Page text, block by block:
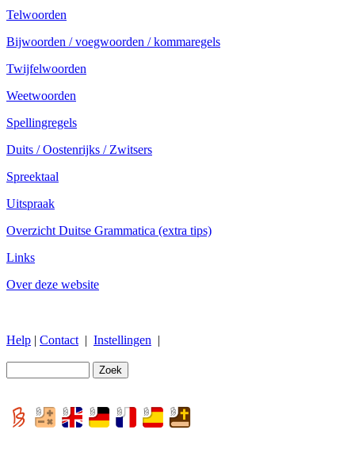
Telwoorden
Bijwoorden / voegwoorden / kommaregels
Twijfelwoorden
Weetwoorden
Spellingregels
Duits / Oostenrijks / Zwitsers
Spreektaal
Uitspraak
Overzicht Duitse Grammatica (extra tips)
Links
Over deze website
Help | Contact | Instellingen |